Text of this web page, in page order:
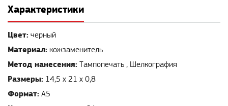
Характеристики
Цвет: черный
Материал: кожзаменитель
Метод нанесения: Тампопечать , Шелкография
Размеры: 14,5 х 21 х 0,8
Формат: А5